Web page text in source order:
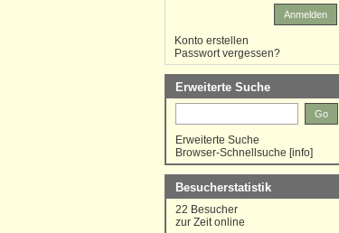
Anmelden
Konto erstellen
Passwort vergessen?
Erweiterte Suche
Go
Erweiterte Suche
Browser-Schnellsuche [info]
Besucherstatistik
22 Besucher
zur Zeit online